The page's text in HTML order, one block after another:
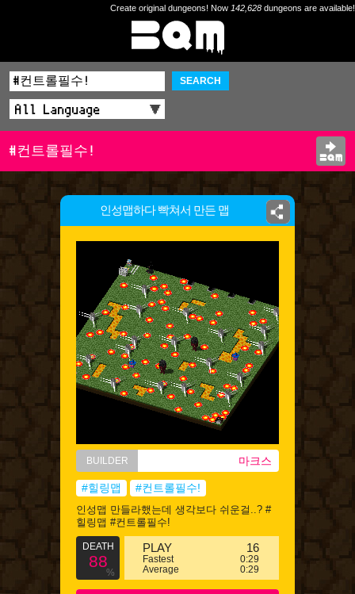
Create original dungeons! Now 142,628 dungeons are available!
SEARCH
#컨트롤필수!
인성맵하다 빡쳐서 만든 맵
BUILDER 마크스
#힐링맵 #컨트롤필수!
인성맵 만들라했는데 생각보다 쉬운걸..? #
힐링맵 #컨트롤필수!
DEATH
88
%
PLAY 16
Fastest
0:29
Average
0:29